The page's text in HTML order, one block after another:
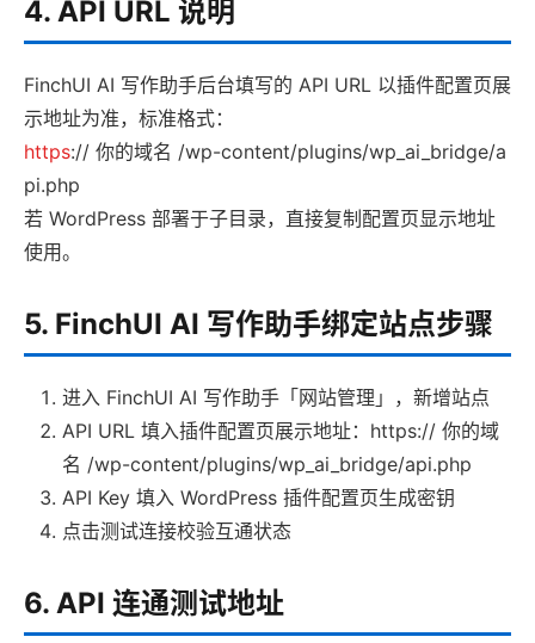
4. API URL 说明
FinchUI AI 写作助手后台填写的 API URL 以插件配置页展
示地址为准，标准格式：
https:// 你的域名 /wp-content/plugins/wp_ai_bridge/a
pi.php
若 WordPress 部署于子目录，直接复制配置页显示地址
使用。
5. FinchUI AI 写作助手绑定站点步骤
进入 FinchUI AI 写作助手「网站管理」，新增站点
API URL 填入插件配置页展示地址：https:// 你的域
名 /wp-content/plugins/wp_ai_bridge/api.php
API Key 填入 WordPress 插件配置页生成密钥
点击测试连接校验互通状态
6. API 连通测试地址